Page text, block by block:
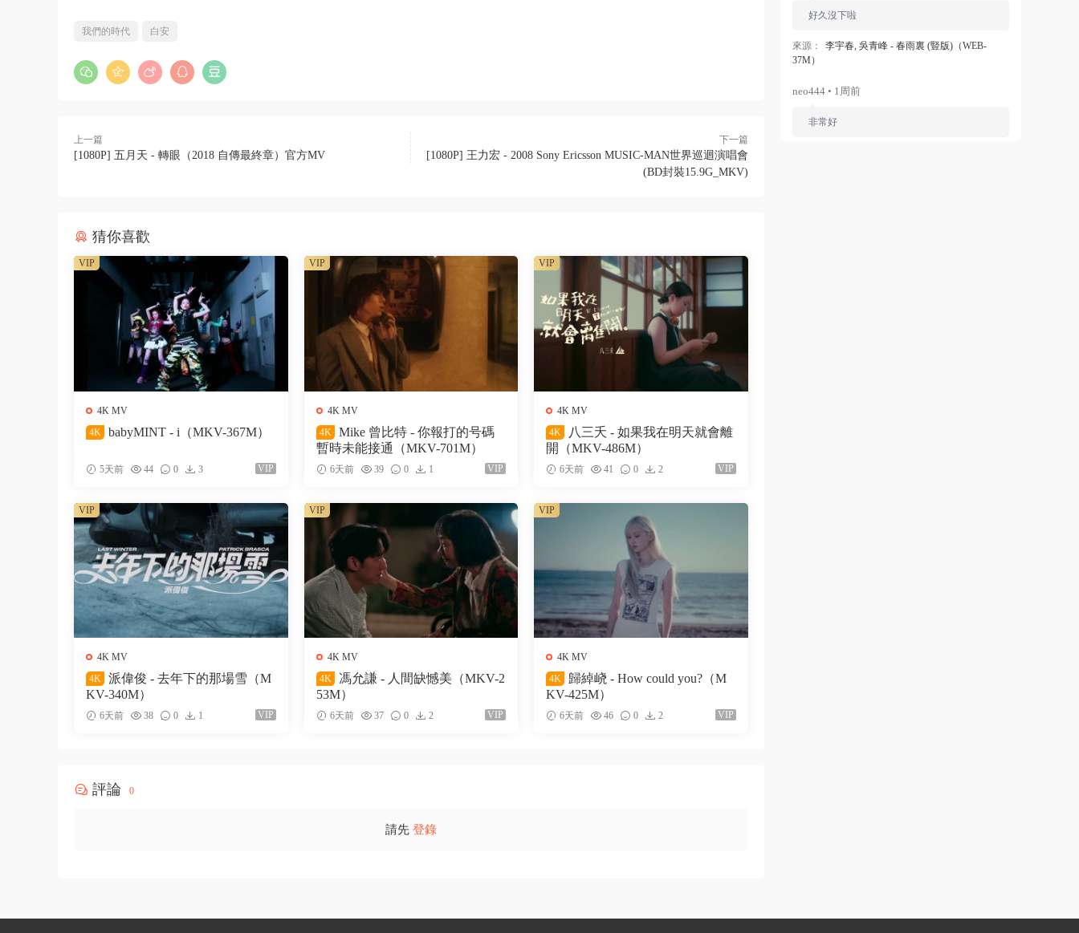
我們的時代 白安
上一篇
[1080P] 五月天 - 轉眼（2018 自傳最終章）官方MV
下一篇
[1080P] 王力宏 - 2008 Sony Ericsson MUSIC-MAN世界巡迴演唱會
(BD封裝15.9G_MKV)
猜你喜歡
4K MV
4K
babyMINT - i（MKV-367M）
5天前 44 0 3 VIP
VIP
4K MV
4K
Mike 曾比特 - 你報打的号碼
暫時未能接通（MKV-701M）
6天前 39 0 1 VIP
VIP
4K MV
4K
八三夭 - 如果我在明天就會離
開（MKV-486M）
6天前 41 0 2 VIP
VIP
4K MV
4K
派偉俊 - 去年下的那場雪（M
KV-340M）
6天前 38 0 1 VIP
VIP
4K MV
4K
馮允謙 - 人間缺憾美（MKV-2
53M）
6天前 37 0 2 VIP
VIP
4K MV
4K
歸綽峣 - How could you?（M
KV-425M）
6天前 46 0 2 VIP
VIP
評論 0
請先 登錄
好久沒下啦
來源：
李宇春, 吳青峰 - 春雨裏 (豎版)（WEB-
37M）
neo444 • 1周前
非常好